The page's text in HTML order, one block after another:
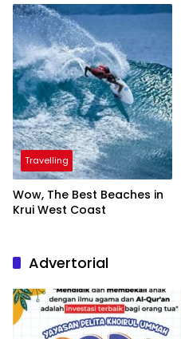
Travelling
Wow, The Best Beaches in
Krui West Coast
Advertorial